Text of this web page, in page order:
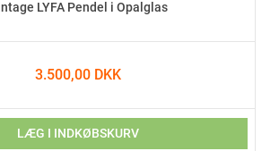
LYFA Pendel i Opalglas
3.500,00 DKK
LÆG I INDKØBSKURV